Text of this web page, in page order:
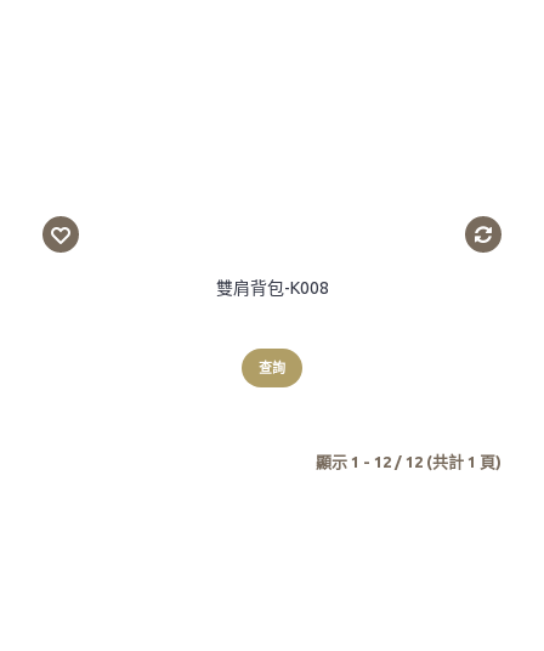
雙肩背包-K008
查詢
顯示 1 - 12 / 12 (共計 1 頁)